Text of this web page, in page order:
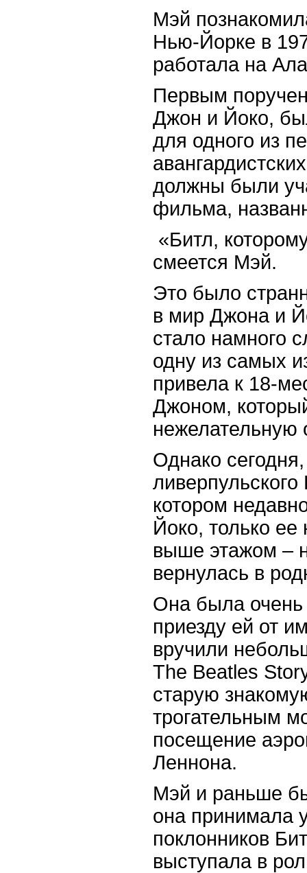
Мэй
Нью-Йорке в
работала на
Первым
Джон и Йоко,
для одного из
должны были
фильма,
«Битл,
смеется Мэй.
Это было
в мир Джона и
стало намного
одну из самых
привела к 18-
Джоном,
нежелательную
Однако
ливерпульского
котором
Йоко, только
выше этажом –
вернулась в
Она была очень
приезду ей от
вручили
The Beatles
старую
трогательным
посещение
Леннона.
Мэй и раньше
она принимала
поклонников
выступала в